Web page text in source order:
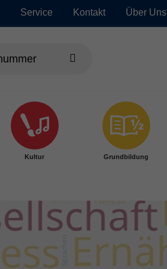
Service Kontakt Über Uns
Kultur Grundbildung